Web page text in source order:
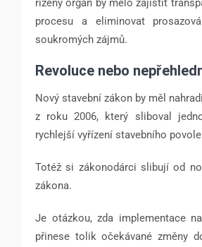
řízený orgán by mělo zajistit
procesu a eliminovat
soukromých zájmů.
Revoluce nebo
Nový stavební zákon by měl
z roku 2006, který sliboval
rychlejší vyřízení stavebního
Totéž si zákonodárci slibují od
zákona.
Je otázkou, zda implementace
přinese tolik očekávané změny